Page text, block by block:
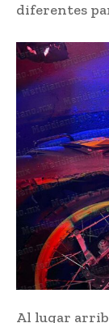
diferentes
Al lugar